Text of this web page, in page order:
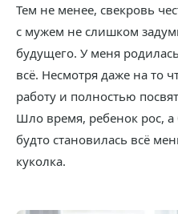
Тем не менее, свекровь
с мужем не слишком
будущего. У меня
всё. Несмотря даже на то
работу и полностью
Шло время, ребенок рос, а
будто становилась всё
куколка.